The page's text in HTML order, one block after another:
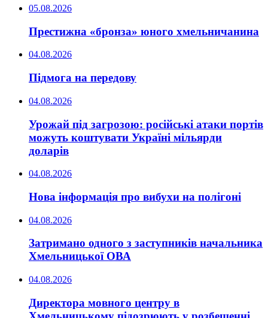
05.08.2026
Престижна «бронза» юного хмельничанина
04.08.2026
Підмога на передову
04.08.2026
Урожай під загрозою: російські атаки портів
можуть коштувати Україні мільярди
доларів
04.08.2026
Нова інформація про вибухи на полігоні
04.08.2026
Затримано одного з заступників начальника
Хмельницької ОВА
04.08.2026
Директора мовного центру в